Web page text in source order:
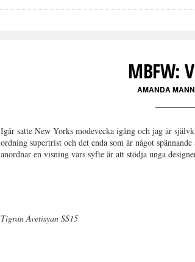
MBFW:
AMANDA MANN
Igår satte New Yorks modevecka igång och jag är
ordning supertrist och det enda som är något
anordnar en visning vars syfte är att stödja unga
Tigran Avetisyan SS15